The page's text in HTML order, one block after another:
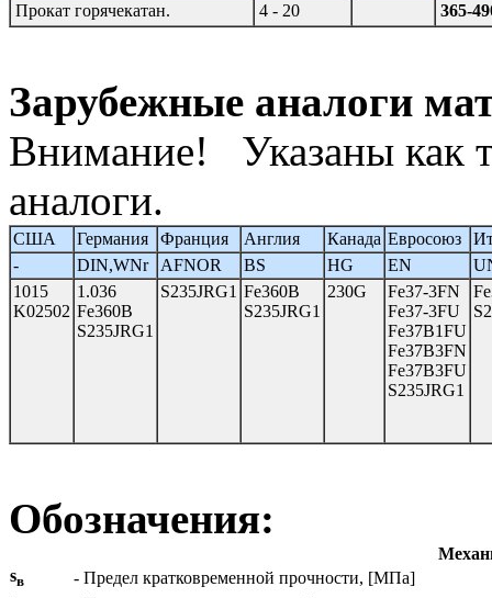
Прокат горячекатан.
4 - 20 365-
Зарубежные аналоги
Внимание! Указаны как
аналоги.
США Германия Франция Англия Канада Евросоюз
-
DIN,WNr AFNOR BS HG EN
1015
K02502
1.036
Fe360B
S235JRG1
S235JRG1 Fe360B
S235JRG1
230G
Fe37-3FN
Fe37-3FU
Fe37B1FU
Fe37B3FN
Fe37B3FU
S235JRG1
Обозначения:
sв
- Предел кратковременной прочности, [МПа]